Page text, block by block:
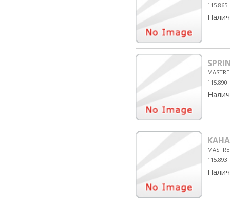
115.865
115.890
115.893